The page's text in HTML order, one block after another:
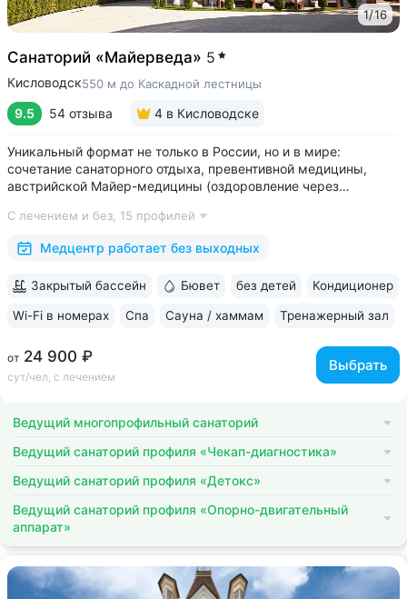
1/16
Санаторий «Майерведа» 5
Кисловодск550 м до Каскадной лестницы
9.5 54 отзыва 4 в Кисловодске
Уникальный формат не только в России, но и в мире:
сочетание санаторного отдыха, превентивной медицины,
австрийской Майер-медицины (оздоровление через
Победитель международной премии The World Luxury Awards.
Премия «Вояж» за лучший велнес-проект...
С лечением и без, 15 профилей
Медцентр работает без выходных
от 24 900 ₽
сут/чел, с лечением
Выбрать
Закрытый бассейн Бювет без детей Кондиционер
Wi-Fi в номерах Спа Сауна / хаммам Тренажерный зал
Ведущий многопрофильный санаторий
Ведущий санаторий профиля «Чекап-диагностика»
Ведущий санаторий профиля «Детокс»
Ведущий санаторий профиля «Опорно-двигательный
аппарат»